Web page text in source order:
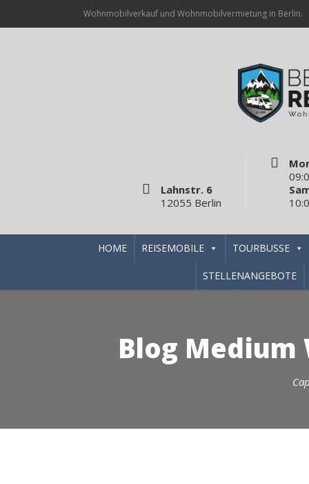
Wohnmobilverkauf und Wohnmobilvermietung in Berlin.
Lahnstr. 6
12055 Berlin
HOME REISEMOBILE TOURBUSSE
STELLENANGEBOTE
Blog Medium